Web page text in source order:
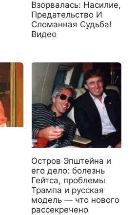
Взорвалась: Насилие,
Предательство И
Сломанная Судьба!
Видео
Остров Эпштейна и
его дело: болезнь
Гейтса, проблемы
Трампа и русская
модель — что нового
рассекречено